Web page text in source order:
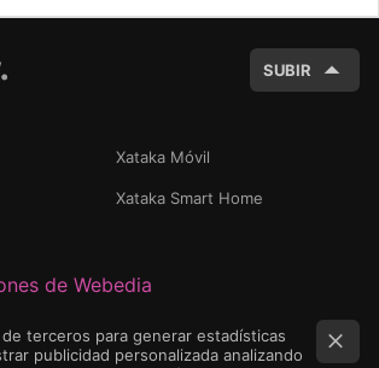
SUBIR
Xataka Móvil
Xataka Smart Home
de Webedia
terceros para generar estadísticas
publicidad personalizada analizando